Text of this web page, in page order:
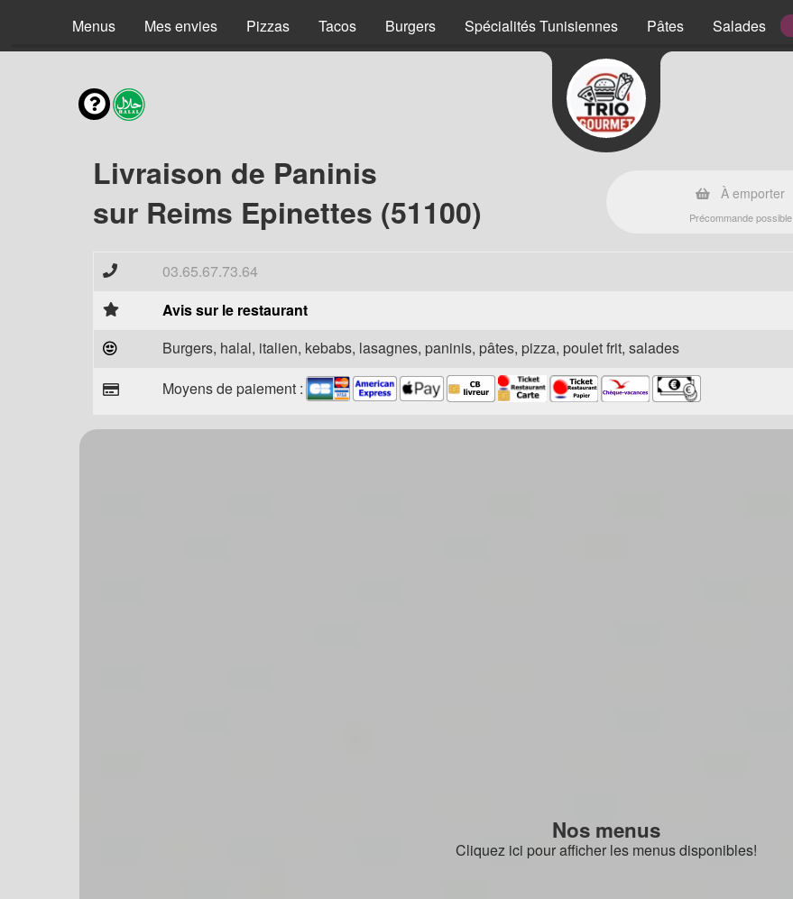
Menus Mes envies Pizzas Tacos Burgers Spécialités Tunisiennes Pâtes Salades
Livraison de Paninis
sur Reims Epinettes (51100)
À emporter
Précommande possible
03.65.67.73.64
Avis sur le restaurant
Burgers, halal, italien, kebabs, lasagnes, paninis, pâtes, pizza, poulet frit, salades
Moyens de paiement :
Nos menus
Cliquez ici pour afficher les menus disponibles!